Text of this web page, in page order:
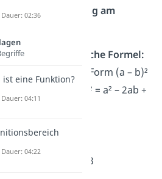
für-Schritt-Lösung am
die binomische Formel:
Klammer hat die Form (a – b)²
bedeutet: (a – b)² = a² – 2ab +
b = 3
02:36
ist eine Funktion?
04:11
04:22